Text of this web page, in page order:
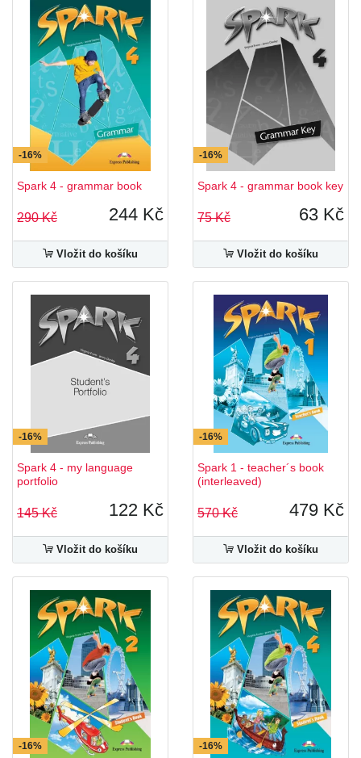
-16%
Spark 4 - grammar book
290 Kč 244 Kč
Vložit do košíku
-16%
Spark 4 - grammar book key
75 Kč 63 Kč
Vložit do košíku
-16%
Spark 4 - my language
portfolio
145 Kč 122 Kč
Vložit do košíku
-16%
Spark 1 - teacher´s book
(interleaved)
570 Kč 479 Kč
Vložit do košíku
-16% -16%